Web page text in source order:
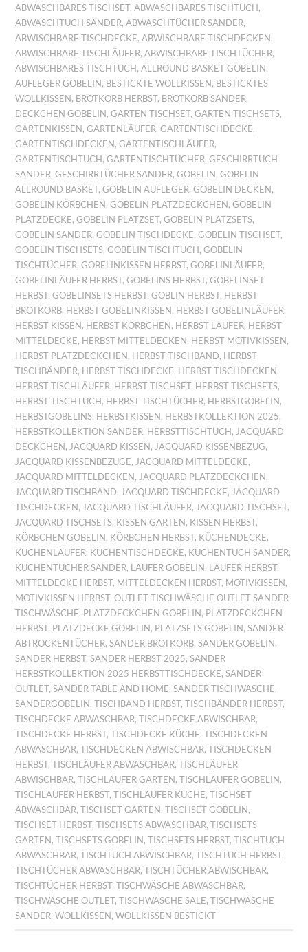
ABWASCHBARES TISCHSET,ABWASCHBARES TISCHTUCH,
ABWASCHTUCH SANDER,ABWASCHTÜCHER SANDER,
ABWISCHBARE TISCHDECKE,ABWISCHBARE TISCHDECKEN,
ABWISCHBARE TISCHLÄUFER,ABWISCHBARE TISCHTÜCHER,
ABWISCHBARES TISCHTUCH,ALLROUND BASKET GOBELIN,
AUFLEGER GOBELIN, BESTICKTE WOLLKISSEN, BESTICKTES
WOLLKISSEN, BROTKORB HERBST, BROTKORB SANDER,
DECKCHEN GOBELIN,GARTEN TISCHSET,GARTEN TISCHSETS,
GARTENKISSEN,GARTENLÄUFER,GARTENTISCHDECKE,
GARTENTISCHDECKEN,GARTENTISCHLÄUFER,
GARTENTISCHTUCH,GARTENTISCHTÜCHER,GESCHIRRTUCH
SANDER,GESCHIRRTÜCHER SANDER,GOBELIN,GOBELIN
ALLROUND BASKET,GOBELIN AUFLEGER,GOBELIN DECKEN,
GOBELIN KÖRBCHEN,GOBELIN PLATZDECKCHEN,GOBELIN
PLATZDECKE,GOBELIN PLATZSET,GOBELIN PLATZSETS,
GOBELIN SANDER,GOBELIN TISCHDECKE,GOBELIN TISCHSET,
GOBELIN TISCHSETS,GOBELIN TISCHTUCH,GOBELIN
TISCHTÜCHER,GOBELINKISSEN HERBST,GOBELINLÄUFER,
GOBELINLÄUFER HERBST,GOBELINS HERBST,GOBELINSET
HERBST,GOBELINSETS HERBST,GOBLIN HERBST, HERBST
BROTKORB, HERBST GOBELINKISSEN, HERBST GOBELINLÄUFER,
HERBST KISSEN, HERBST KÖRBCHEN, HERBST LÄUFER, HERBST
MITTELDECKE, HERBST MITTELDECKEN, HERBST MOTIVKISSEN,
HERBST PLATZDECKCHEN, HERBST TISCHBAND, HERBST
TISCHBÄNDER, HERBST TISCHDECKE, HERBST TISCHDECKEN,
HERBST TISCHLÄUFER, HERBST TISCHSET, HERBST TISCHSETS,
HERBST TISCHTUCH, HERBST TISCHTÜCHER, HERBSTGOBELIN,
HERBSTGOBELINS, HERBSTKISSEN, HERBSTKOLLEKTION 2025,
HERBSTKOLLEKTION SANDER, HERBSTTISCHTUCH, JACQUARD
DECKCHEN, JACQUARD KISSEN, JACQUARD KISSENBEZUG,
JACQUARD KISSENBEZÜGE, JACQUARD MITTELDECKE,
JACQUARD MITTELDECKEN, JACQUARD PLATZDECKCHEN,
JACQUARD TISCHBAND, JACQUARD TISCHDECKE, JACQUARD
TISCHDECKEN, JACQUARD TISCHLÄUFER, JACQUARD TISCHSET,
JACQUARD TISCHSETS, KISSEN GARTEN, KISSEN HERBST,
KÖRBCHEN GOBELIN, KÖRBCHEN HERBST, KÜCHENDECKE,
KÜCHENLÄUFER, KÜCHENTISCHDECKE, KÜCHENTUCH SANDER,
KÜCHENTÜCHER SANDER, LÄUFER GOBELIN, LÄUFER HERBST,
MITTELDECKE HERBST, MITTELDECKEN HERBST, MOTIVKISSEN,
MOTIVKISSEN HERBST,OUTLET TISCHWÄSCHE OUTLET SANDER
TISCHWÄSCHE, PLATZDECKCHEN GOBELIN, PLATZDECKCHEN
HERBST, PLATZDECKE GOBELIN, PLATZSETS GOBELIN,SANDER
ABTROCKENTÜCHER,SANDER BROTKORB,SANDER GOBELIN,
SANDER HERBST,SANDER HERBST 2025,SANDER
HERBSTKOLLEKTION 2025 HERBSTTISCHDECKE,SANDER
OUTLET,SANDER TABLE AND HOME,SANDER TISCHWÄSCHE,
SANDERGOBELIN,TISCHBAND HERBST,TISCHBÄNDER HERBST,
TISCHDECKE ABWASCHBAR,TISCHDECKE ABWISCHBAR,
TISCHDECKE HERBST,TISCHDECKE KÜCHE,TISCHDECKEN
ABWASCHBAR,TISCHDECKEN ABWISCHBAR,TISCHDECKEN
HERBST,TISCHLÄUFER ABWASCHBAR,TISCHLÄUFER
ABWISCHBAR,TISCHLÄUFER GARTEN,TISCHLÄUFER GOBELIN,
TISCHLÄUFER HERBST,TISCHLÄUFER KÜCHE,TISCHSET
ABWASCHBAR,TISCHSET GARTEN,TISCHSET GOBELIN,
TISCHSET HERBST,TISCHSETS ABWASCHBAR,TISCHSETS
GARTEN,TISCHSETS GOBELIN,TISCHSETS HERBST,TISCHTUCH
ABWASCHBAR,TISCHTUCH ABWISCHBAR,TISCHTUCH HERBST,
TISCHTÜCHER ABWASCHBAR,TISCHTÜCHER ABWISCHBAR,
TISCHTÜCHER HERBST,TISCHWÄSCHE ABWASCHBAR,
TISCHWÄSCHE OUTLET,TISCHWÄSCHE SALE,TISCHWÄSCHE
SANDER,WOLLKISSEN,WOLLKISSEN BESTICKT